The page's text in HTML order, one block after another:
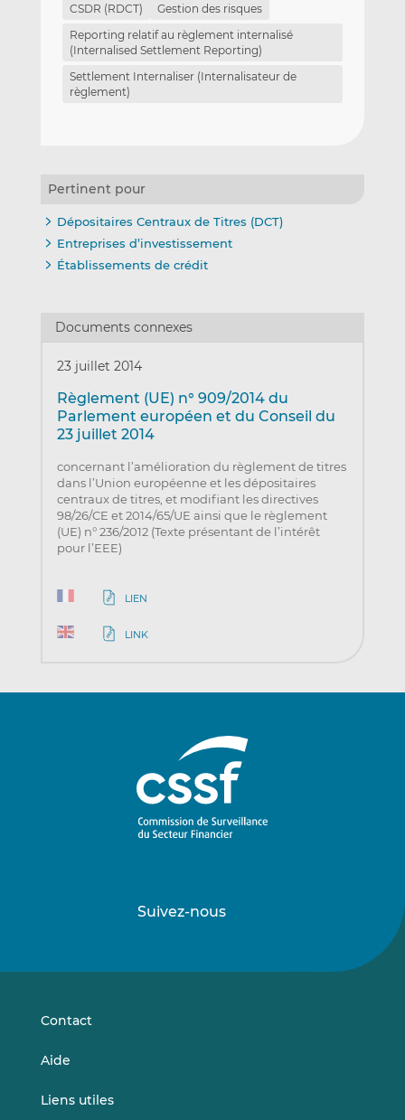
CSDR (RDCT)
Gestion des risques
Reporting relatif au règlement internalisé
(Internalised Settlement Reporting)
Settlement Internaliser (Internalisateur de
règlement)
Pertinent pour
Dépositaires Centraux de Titres (DCT)
Entreprises d’investissement
Établissements de crédit
Documents connexes
23 juillet 2014
Règlement (UE) n° 909/2014 du
Parlement européen et du Conseil du
23 juillet 2014
concernant l’amélioration du règlement de titres
dans l’Union européenne et les dépositaires
centraux de titres, et modifiant les directives
98/26/CE et 2014/65/UE ainsi que le règlement
(UE) n° 236/2012 (Texte présentant de l’intérêt
pour l’EEE)
LIEN
LINK
Suivez-nous
sursur
Contact
Aide
Liens utiles